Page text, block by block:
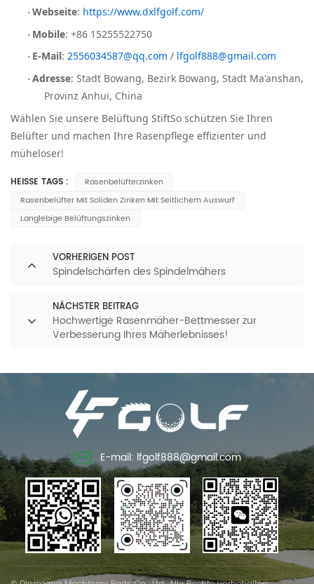
· Webseite: https://www.dxlfgolf.com/
· Mobile: +86 15255522750
· E-Mail: 2556034587@qq.com / lfgolf888@gmail.com
· Adresse: Stadt Bowang, Bezirk Bowang, Stadt Ma'anshan,
Provinz Anhui, China
Wählen Sie unsere Belüftung StiftSo schützen Sie Ihren
Belüfter und machen Ihre Rasenpflege effizienter und
müheloser!
HEISSE TAGS :
Rasenbelüfterzinken
Rasenbelüfter Mit Soliden Zinken Mit Seitlichem Auswurf
Langlebige Belüftungszinken
VORHERIGEN POST
Spindelschärfen des Spindelmähers
NÄCHSTER BEITRAG
Hochwertige Rasenmäher-Bettmesser zur
Verbesserung Ihres Mäherlebnisses!
E-mail: lfgolf888@gmail.com